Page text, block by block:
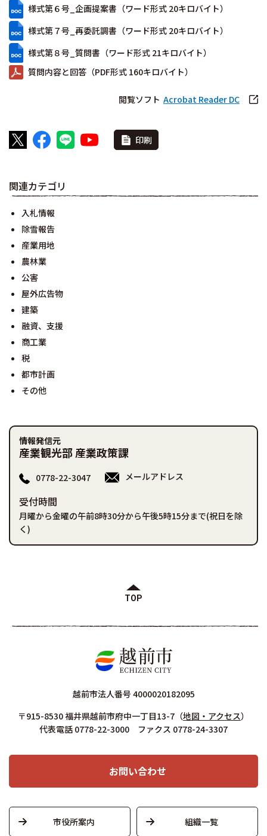
様式第６号_企画提案書（ワード形式 20キロバイト）
様式第７号_再委託調書（ワード形式 20キロバイト）
様式第８号_質問書（ワード形式 21キロバイト）
質問内容と回答（PDF形式 160キロバイト）
閲覧ソフト Acrobat Reader DC
印刷
関連カテゴリ
入札情報
除雪報告
産業用地
農林業
公害
屋外広告物
建築
融資、支援
商工業
税
都市計画
その他
情報発信元
産業観光部 産業政策課
0778-22-3047 メールアドレス
受付時間
月曜から金曜の午前8時30分から午後5時15分まで(祝日を除
く)
TOP
越前市法人番号 4000020182095
〒915-8530 福井県越前市府中一丁目13-7 （地図・アクセス）
代表電話 0778-22-3000 ファクス 0778-24-3307
お問い合わせ
市役所案内 組織一覧